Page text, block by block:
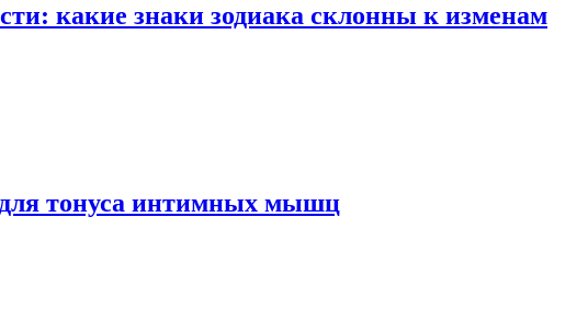
какие знаки зодиака склонны к изменам
тонуса интимных мышц